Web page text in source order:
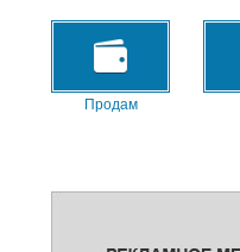
Продам